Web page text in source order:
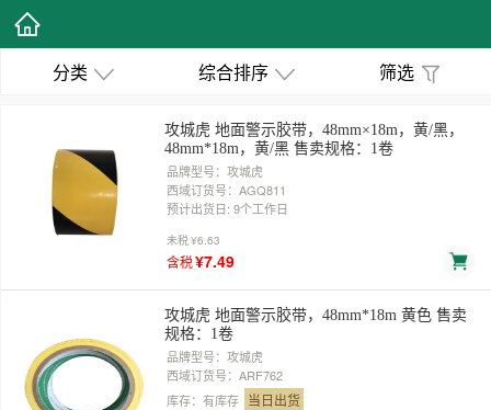
分类 综合排序 筛选
攻城虎 地面警示胶带，48mm×18m，黄/黑，
48mm*18m，黄/黑 售卖规格：1卷
品牌型号：攻城虎
西域订货号：AGQ811
预计出货日: 9个工作日
未税¥6.63
含税¥7.49
攻城虎 地面警示胶带，48mm*18m 黄色 售卖
规格：1卷
品牌型号：攻城虎
西域订货号：ARF762
库存：有库存 当日出货